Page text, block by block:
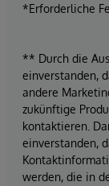
*Erforderliche
** Durch die
einverstanden,
andere
zukünftige
kontaktieren.
einverstanden,
werden, die in